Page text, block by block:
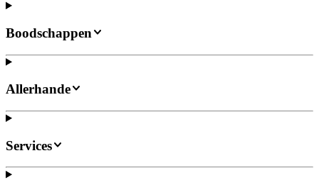
Boodschappen
Allerhande
Services